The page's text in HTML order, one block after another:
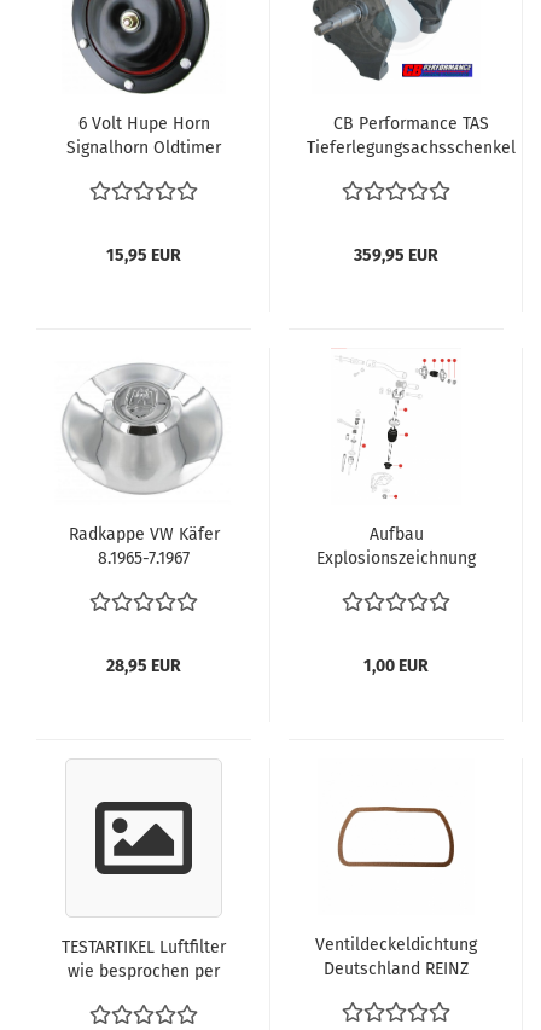
6 Volt Hupe Horn
Signalhorn Oldtimer
Karmann Ghia 6 Volt
15,95 EUR
CB Performance TAS
Tieferlegungsachsschenkel
ab 8.65-1990 Käfer tiefer
Vorderachse
359,95 EUR
Radkappe VW Käfer
8.1965-7.1967
Wolfsburg Logo Käfer
28,95 EUR
Aufbau
Explosionszeichnung
Ausgleichsfeder
ab 8.1966-1990
1,00 EUR
TESTARTIKEL Luftfilter
wie besprochen per
Ventildeckeldichtung
Deutschland REINZ
VW Käfer VW Bus T1